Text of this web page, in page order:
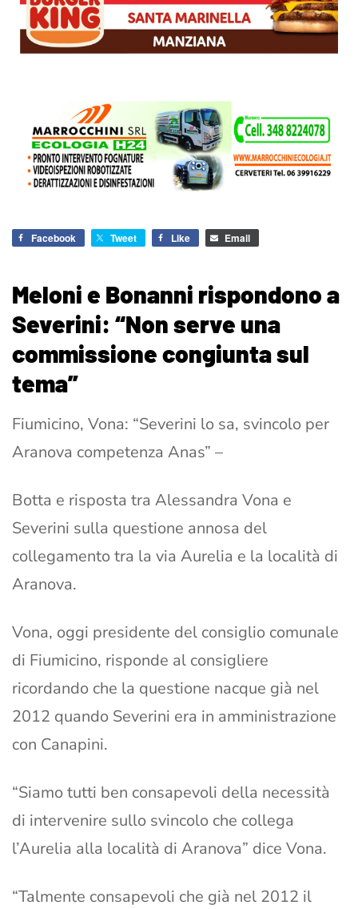
Facebook Tweet Like Email
Meloni e Bonanni rispondono a
Severini: “Non serve una
commissione congiunta sul
tema”
Fiumicino, Vona: “Severini lo sa, svincolo per
Aranova competenza Anas” –
Botta e risposta tra Alessandra Vona e
Severini sulla questione annosa del
collegamento tra la via Aurelia e la località di
Aranova.
Vona, oggi presidente del consiglio comunale
di Fiumicino, risponde al consigliere
ricordando che la questione nacque già nel
2012 quando Severini era in amministrazione
con Canapini.
“Siamo tutti ben consapevoli della necessità
di intervenire sullo svincolo che collega
l’Aurelia alla località di Aranova” dice Vona.
“Talmente consapevoli che già nel 2012 il